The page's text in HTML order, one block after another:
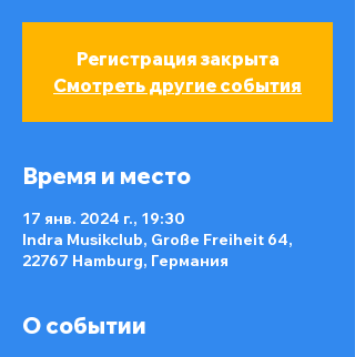
Регистрация закрыта
Смотреть другие события
Время и место
17 янв. 2024 г., 19:30
Indra Musikclub, Große Freiheit 64,
22767 Hamburg, Германия
О событии